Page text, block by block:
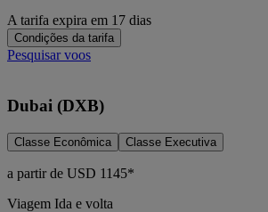
A tarifa expira em 17 dias
Condições da tarifa
Pesquisar voos
Dubai (DXB)
Classe Econômica Classe Executiva
a partir de USD 1145*
Viagem Ida e volta